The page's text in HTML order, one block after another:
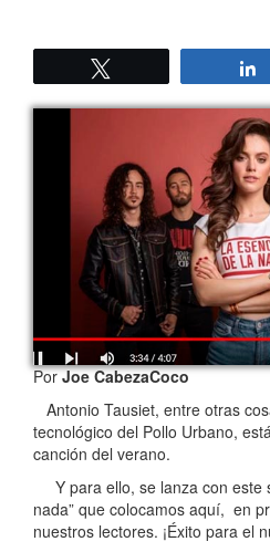
PorJoe CabezaCoco
Antonio Tausiet, entre otras
tecnológico del Pollo Urbano,
canción del verano.
Y para ello, se lanza con este
nada” que colocamos aquí, en
nuestros lectores. ¡Éxito para el